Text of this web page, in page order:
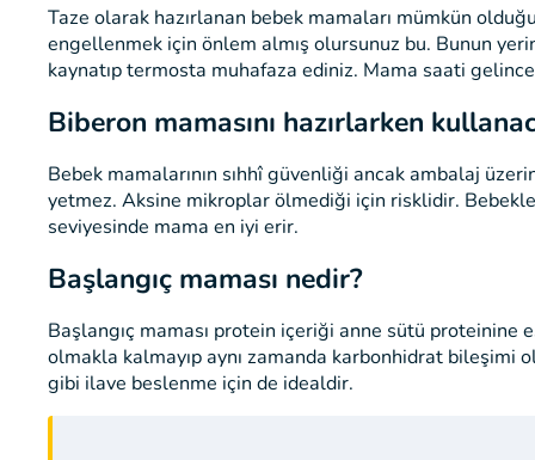
Taze olarak hazırlanan bebek mamaları mümkün
engellenmek için önlem almış olursunuz bu. Bunun
kaynatıp termosta muhafaza ediniz. Mama saati
Biberon mamasını hazırlarken
Bebek mamalarının sıhhî güvenliği ancak ambalaj
yetmez. Aksine mikroplar ölmediği için risklidir.
seviyesinde mama en iyi erir.
Başlangıç maması nedir?
Başlangıç maması protein içeriği anne sütü proteinine
olmakla kalmayıp aynı zamanda karbonhidrat
gibi ilave beslenme için de idealdir.